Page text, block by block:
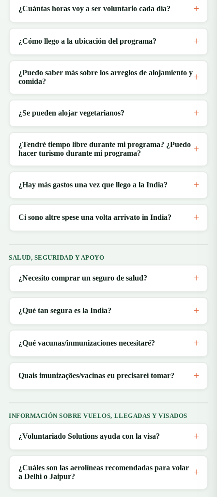
¿Cuántas horas voy a ser voluntario cada día?
¿Cómo llego a la ubicación del programa?
¿Puedo saber más sobre los arreglos de alojamiento y
comida?
¿Se pueden alojar vegetarianos?
¿Tendré tiempo libre durante mi programa? ¿Puedo
hacer turismo durante mi programa?
¿Hay más gastos una vez que llego a la India?
Ci sono altre spese una volta arrivato in India?
SALUD, SEGURIDAD Y APOYO
¿Necesito comprar un seguro de salud?
¿Qué tan segura es la India?
¿Qué vacunas/inmunizaciones necesitaré?
Quais imunizações/vacinas eu precisarei tomar?
INFORMACIÓN SOBRE VUELOS, LLEGADAS Y VISADOS
¿Voluntariado Solutions ayuda con la visa?
¿Cuáles son las aerolíneas recomendadas para volar
a Delhi o Jaipur?